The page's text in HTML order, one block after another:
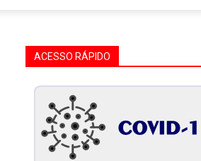
ACESSO RÁPIDO